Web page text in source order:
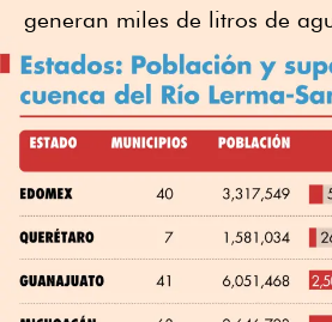
generan miles de litros de